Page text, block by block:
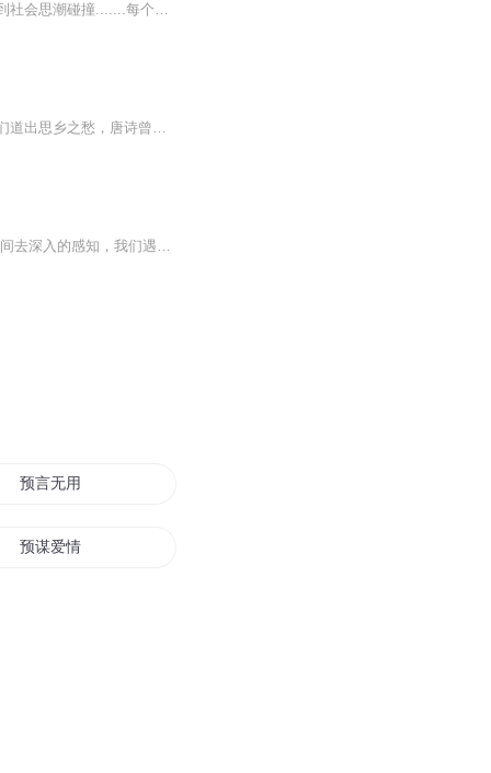
凡事预则立，不预则废！过去十年，世界变局激荡，从全球化逆流到科技革命，从大国博弈到社会思潮碰撞.......每个人都在迷茫中追问：中国向何处去？我们该如何自处？。为此，应喜马拉雅平台邀请，我将十年间十余篇直面时代矛盾的文章转化为音频，从《脆弱的...
我们一生中有多少次邂逅各种各样的美，而与唐诗邂逅，必然是最美的一种。唐诗曾经替我们道出思乡之愁，唐诗曾经替我们说出别离之苦，唐诗曾经替我们描摹景物之美……一首唐诗，一个故事，一种思绪……让我们在唐诗中遇见美，发现新的人生之美吧。
人生的旅途，会遇到很多人很多事，我们每天都接收到很多新的咨询，很多时候我们没有时间去深入的感知，我们遇到的人，遇到的事对于我们有什么样的启发和帮助。佛说：在什么时间遇到什么人，遇到什么事，都是安排好的。这个人能否度你，要看自己的缘法和...
预言无用
预谋爱情